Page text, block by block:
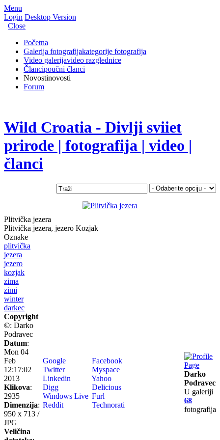
Menu
Login Desktop Version
Close
Početna
Galerija fotografijakategorije fotografija
Video galerijavideo razglednice
Člancipoučni članci
Novostinovosti
Forum
Wild Croatia - Divlji sviiet
prirode | fotografija | video |
članci
Plitvička jezera
Plitvička jezera, jezero Kozjak
Oznake
plitvička
jezera
jezero
kozjak
zima
zimi
winter
darkec
Copyright
©: Darko
Podravec
Datum:
Mon 04
Feb
12:17:02
2013
Klikova:
2935
Dimenzija:
950 x 713 /
JPG
Veličina
Google
Facebook
Twitter
Myspace
Linkedin
Yahoo
Digg
Delicious
Windows Live Furl
Reddit
Technorati
Darko
Podravec
U galeriji
68
fotografija